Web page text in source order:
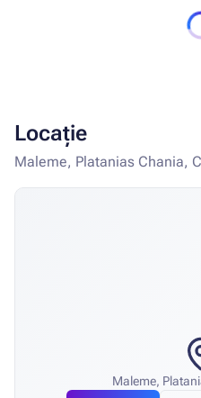
Locație
Maleme, Platanias Chania,
Maleme,